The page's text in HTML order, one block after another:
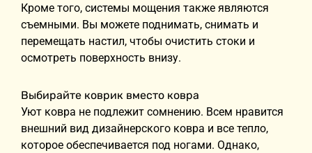
Кроме того, системы мощения также являются
съемными. Вы можете поднимать, снимать и
перемещать настил, чтобы очистить стоки и
осмотреть поверхность внизу.
Выбирайте коврик вместо ковра
Уют ковра не подлежит сомнению. Всем нравится
внешний вид дизайнерского ковра и все тепло,
которое обеспечивается под ногами. Однако,